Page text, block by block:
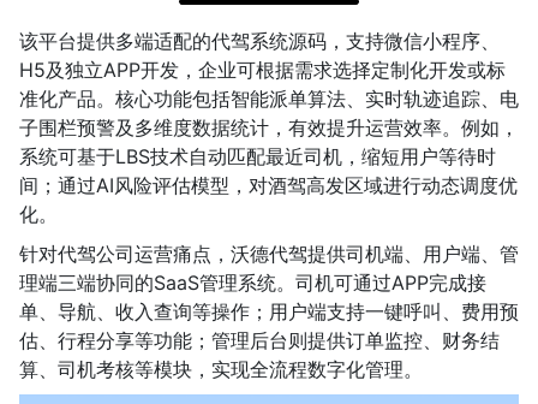
该平台提供多端适配的代驾系统源码，支持微信小程序、
H5及独立APP开发，企业可根据需求选择定制化开发或标
准化产品。核心功能包括智能派单算法、实时轨迹追踪、电
子围栏预警及多维度数据统计，有效提升运营效率。例如，
系统可基于LBS技术自动匹配最近司机，缩短用户等待时
间；通过AI风险评估模型，对酒驾高发区域进行动态调度优
化。
针对代驾公司运营痛点，沃德代驾提供司机端、用户端、管
理端三端协同的SaaS管理系统。司机可通过APP完成接
单、导航、收入查询等操作；用户端支持一键呼叫、费用预
估、行程分享等功能；管理后台则提供订单监控、财务结
算、司机考核等模块，实现全流程数字化管理。